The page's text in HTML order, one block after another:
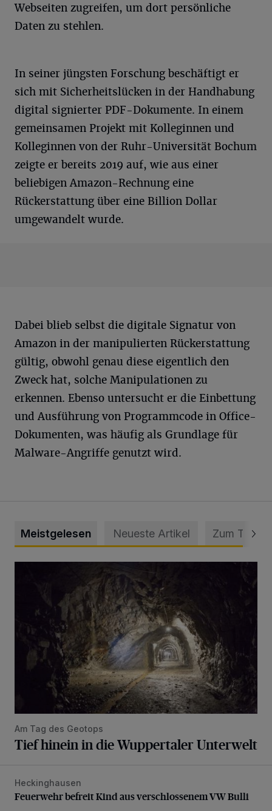
Webseiten zugreifen, um dort persönliche
Daten zu stehlen.
In seiner jüngsten Forschung beschäftigt er
sich mit Sicherheitslücken in der Handhabung
digital signierter PDF-Dokumente. In einem
gemeinsamen Projekt mit Kolleginnen und
Kolleginnen von der Ruhr-Universität Bochum
zeigte er bereits 2019 auf, wie aus einer
beliebigen Amazon-Rechnung eine
Rückerstattung über eine Billion Dollar
umgewandelt wurde.
Dabei blieb selbst die digitale Signatur von
Amazon in der manipulierten Rückerstattung
gültig, obwohl genau diese eigentlich den
Zweck hat, solche Manipulationen zu
erkennen. Ebenso untersucht er die Einbettung
und Ausführung von Programmcode in Office-
Dokumenten, was häufig als Grundlage für
Malware-Angriffe genutzt wird.
Meistgelesen Neueste Artikel Zum Thema
Am Tag des Geotops
Tief hinein in die Wuppertaler Unterwelt
Feuerwehr befreit Kind aus verschlossenem VW Bulli
Heckinghausen
Feuerwehr befreit Kind aus verschlossenem VW Bulli